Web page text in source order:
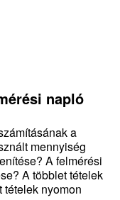
napló
a
mennyiség
A felmérési
A többlet tételek
nyomon